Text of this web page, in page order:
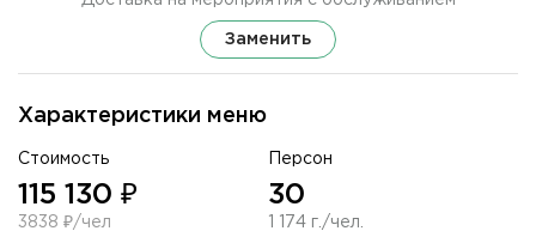
Характеристики меню
Стоимость
115 130 ₽
3838 ₽/чел
Персон
30
1 174 г./чел.
Заменить